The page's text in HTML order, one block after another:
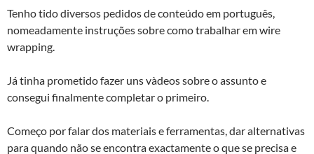
Tenho tido diversos pedidos de conteúdo em português,
nomeadamente instruções sobre como trabalhar em wire
wrapping.
Já tinha prometido fazer uns và­deos sobre o assunto e
consegui finalmente completar o primeiro.
Começo por falar dos materiais e ferramentas, dar alternativas
para quando não se encontra exactamente o que se precisa e